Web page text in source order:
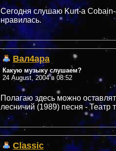
Сегодня слушаю Kurt-а
нравилась.
Вал4ара
Какую музыку слушаем?
24 August, 2004 в 08:52
Полагаю здесь можно
лесничий (1989) песня - Театр
Classic